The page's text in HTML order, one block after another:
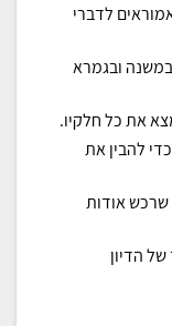
לדברי
ובגמרא
את כל חלקיו.
להבין את
אודות
הדיון